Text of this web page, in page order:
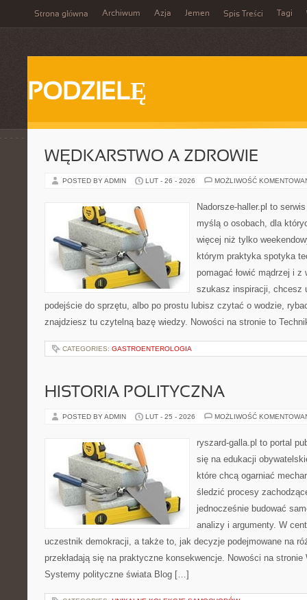
Strona główna Archiwum Azja Jemen Spis Treści Tagi
PODZIELĘ
WĘDKARSTWO A ZDROWIE
POSTED BY ADMIN LUT - 26 - 2026 MOŻLIWOŚĆ
Nadorsze-haller.pl to
myślą o osobach, dla
więcej niż tylko
którym praktyka spotyka
pomagać łowić mądrzej i
szukasz inspiracji, chcesz
podejście do sprzętu, albo po prostu lubisz czytać o wodzie,
znajdziesz tu czytelną bazę wiedzy. Nowości na stronie to
CATEGORIES: GASTROENTEROLOGIA
HISTORIA POLITYCZNA
POSTED BY ADMIN LUT - 25 - 2026 MOŻLIWOŚĆ
ryszard-galla.pl to portal
się na edukacji
które chcą ogarniać
śledzić procesy
jednocześnie budować
analizy i argumenty. W
uczestnik demokracji, a także to, jak decyzje podejmowane na
przekładają się na praktyczne konsekwencje. Nowości na stronie
Systemy polityczne świata Blog […]